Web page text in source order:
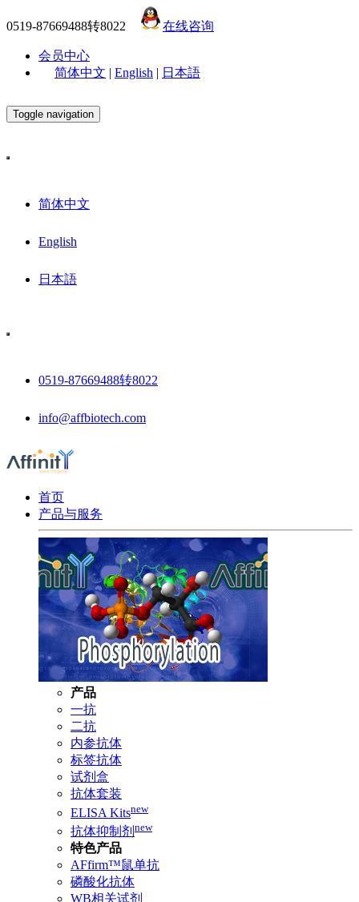
0519-87669488转8022 在线咨询
会员中心
简体中文 | English | 日本語
Toggle navigation
简体中文
English
日本語
0519-87669488转8022
info@affbiotech.com
首页
产品与服务
产品
一抗
二抗
内参抗体
标签抗体
试剂盒
抗体套装
ELISA Kitsnew
抗体抑制剂 new
特色产品
AFfirm™鼠单抗
磷酸化抗体
WB相关试剂